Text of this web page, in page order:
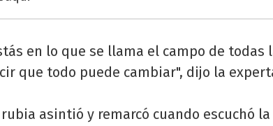
en lo que se llama el campo de
que todo puede cambiar", dijo la
rubia asintió y remarcó cuando escuchó